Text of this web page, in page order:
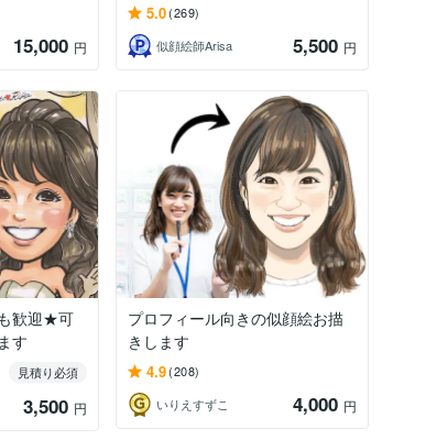
15,000 円
5.0(269)
似顔絵師Arisa
5,500 円
歓迎★可
す
見積り必須
3,500 円
プロフィール向きの似顔絵お描
きします
4.9(208)
いりえすずこ
4,000 円